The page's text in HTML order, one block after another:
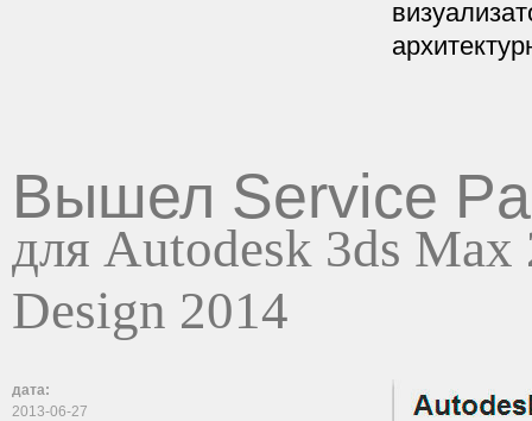
Вышел Service
для Autodesk 3ds
Design 2014
дата:
2013-06-27